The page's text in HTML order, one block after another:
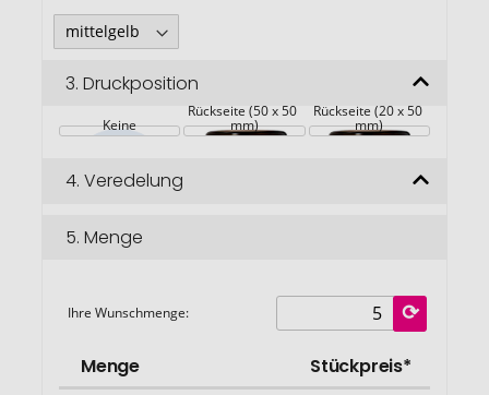
3. Druckposition
Keine
Rückseite (50 x 50
mm)
Rückseite (20 x 50
mm)
4. Veredelung
5. Menge
Ihre Wunschmenge:
Menge
Stückpreis*